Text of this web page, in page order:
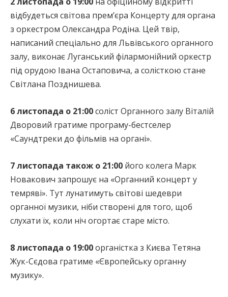
відбудеться світова премʼєра Концерту для органа
з оркестром Олександра Родіна. Цей твір,
написаний спеціально для Львівського органного
залу, виконає Луганський філармонійний оркестр
під орудою Івана Остаповича, а солісткою стане
Світлана Позднишева.
6 листопада о 21:00соліст Органного залу Віталій
Дворовий гратиме програму-бестселер
«Саундтреки до фільмів на органі».
7 листопада також о 21:00 його колега Марк
Новакович запрошує на «Органний концерт у
темряві». Тут лунатимуть світові шедеври
органної музики, ніби створені для того, щоб
слухати їх, коли ніч огортає старе місто.
8 листопада о 19:00органістка з Києва Тетяна
Жук-Сєдова гратиме «Європейську органну
музику».